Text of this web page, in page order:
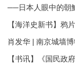
──日本人眼中的朝
【海洋史新书】鸦
肖发华 | 南京城墙
【书讯】《国民政